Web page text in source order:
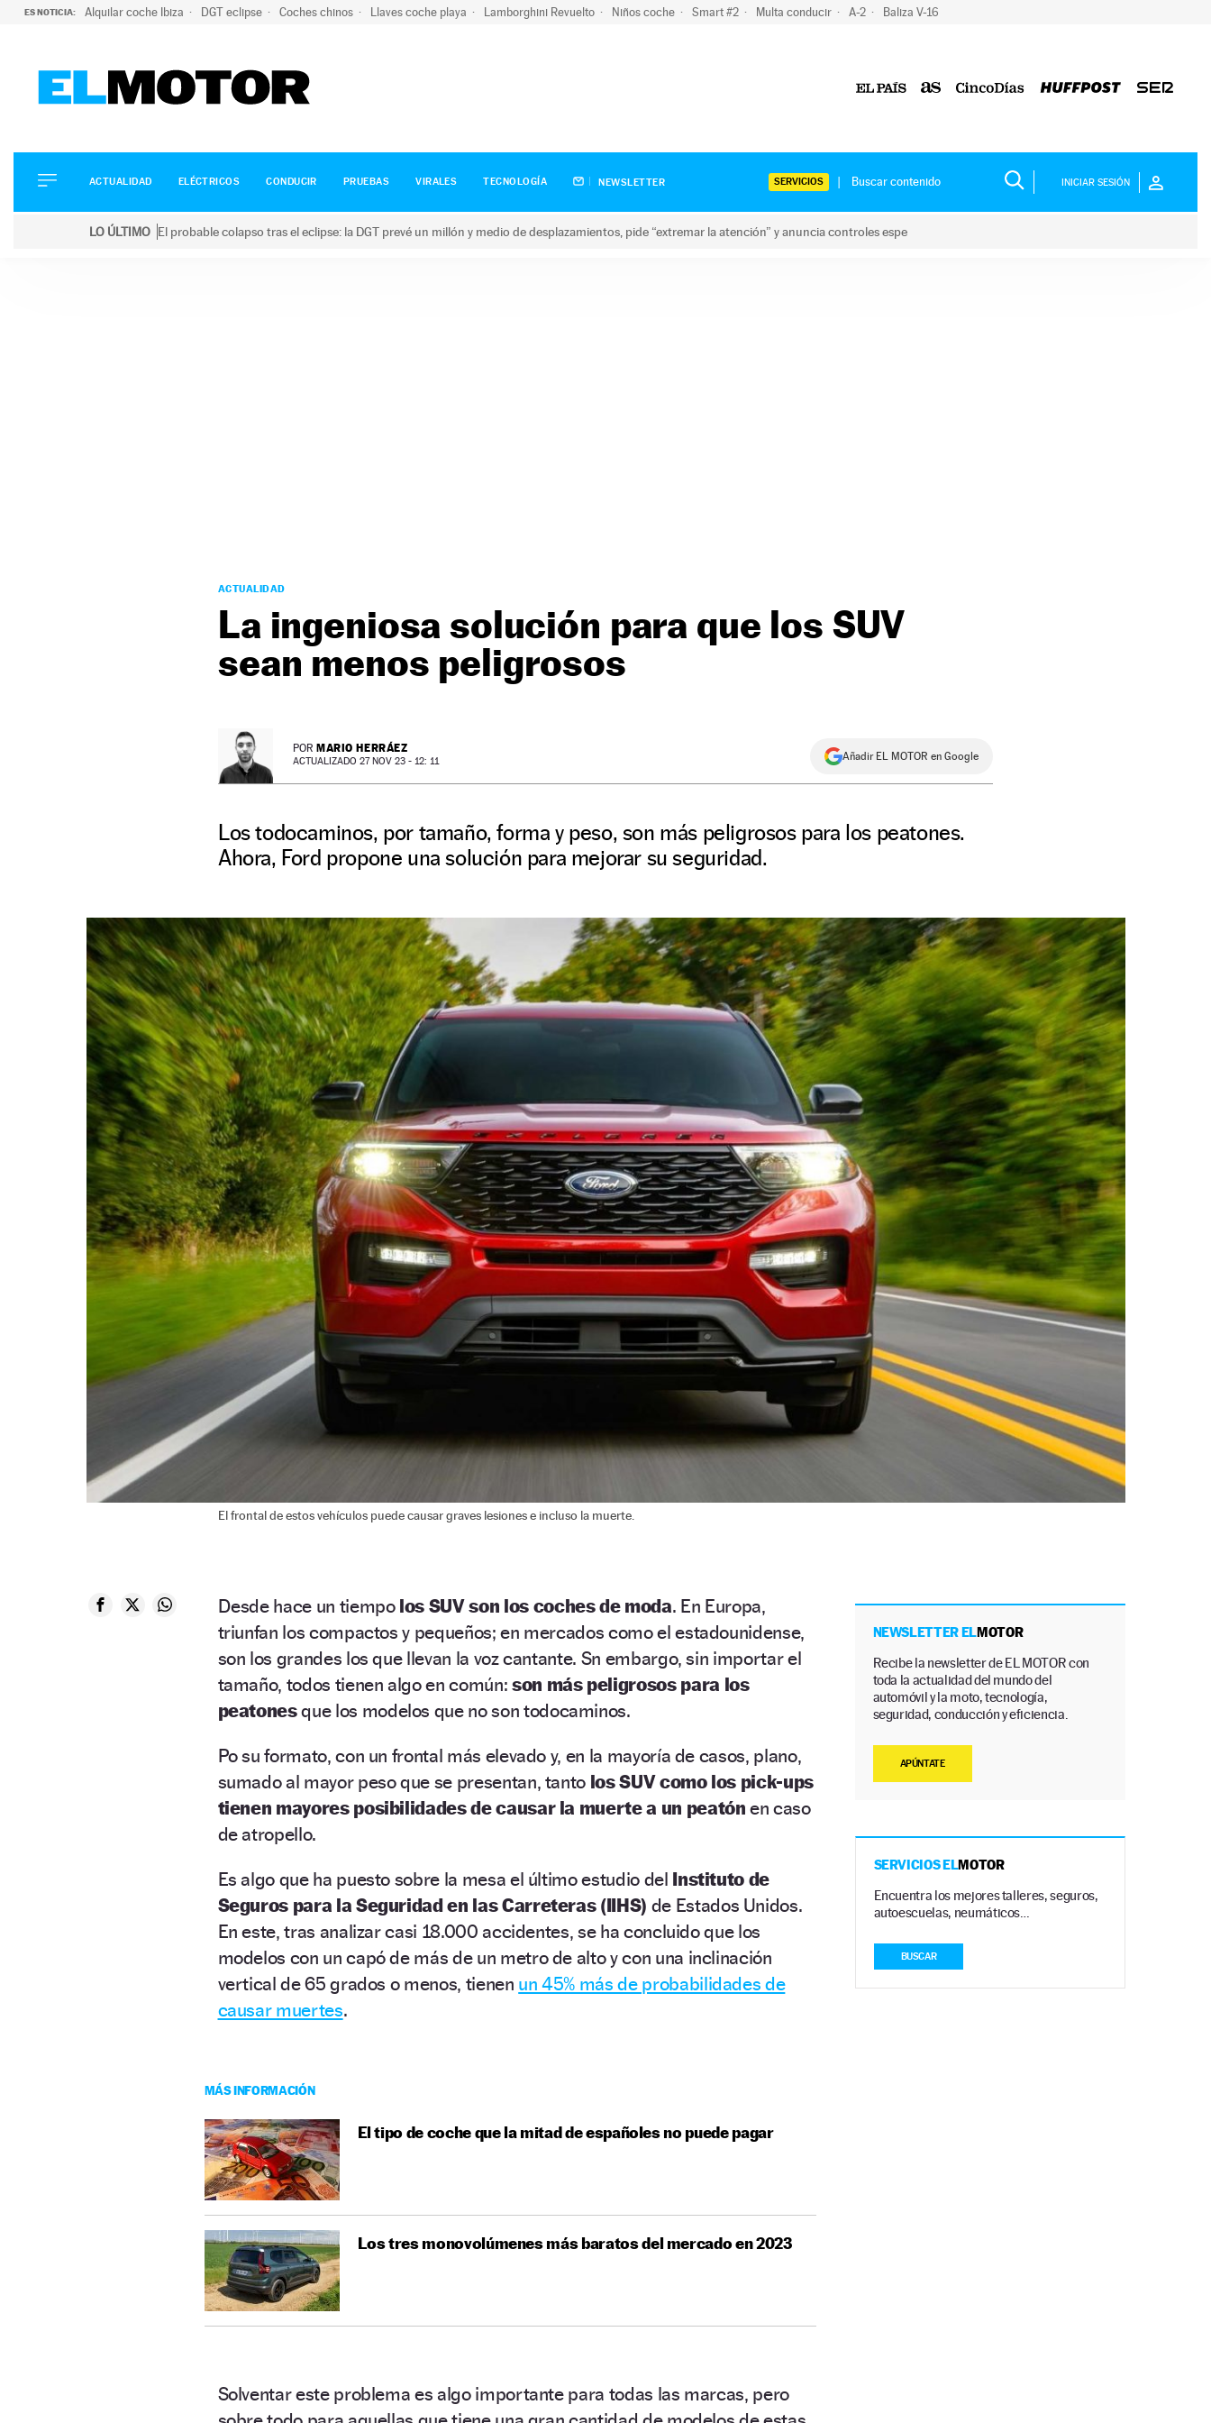
ES NOTICIA: Alquilar coche Ibiza DGT eclipse Coches chinos Llaves coche playa Lamborghini Revuelto Niños coche Smart #2 Multa conducir A-2 Baliza V-16
ELÉCTRICOS
CONDUCIR
ACTUALIDAD ELÉCTRICOS CONDUCIR PRUEBAS VIRALES TECNOLOGÍA NEWSLETTER SERVICIOS INICIAR SESIÓN
LO ÚLTIMO El probable colapso tras el eclipse: la DGT prevé un millón y medio de desplazamientos, pide “extremar la atención” y anuncia controles espe
ACTUALIDAD
La ingeniosa solución para que los SUV
sean menos peligrosos
POR MARIO HERRÁEZ
ACTUALIZADO 27 NOV 23 - 12: 11 Añadir EL MOTOR en Google
Los todocaminos, por tamaño, forma y peso, son más peligrosos para los peatones.
Ahora, Ford propone una solución para mejorar su seguridad.
El frontal de estos vehículos puede causar graves lesiones e incluso la muerte.
Desde hace un tiempo los SUV son los coches de moda. En Europa,
triunfan los compactos y pequeños; en mercados como el estadounidense,
son los grandes los que llevan la voz cantante. Sn embargo, sin importar el
tamaño, todos tienen algo en común: son más peligrosos para los
peatonesque los modelos que no son todocaminos.
Po su formato, con un frontal más elevado y, en la mayoría de casos, plano,
sumado al mayor peso que se presentan, tanto los SUV como los pick-ups
tienen mayores posibilidades de causar la muerte a un peatónen caso
de atropello.
Es algo que ha puesto sobre la mesa el último estudio del Instituto de
Seguros para la Seguridad en las Carreteras (IIHS) de Estados Unidos.
En este, tras analizar casi 18.000 accidentes, se ha concluido que los
modelos con un capó de más de un metro de alto y con una inclinación
vertical de 65 grados o menos, tienen un 45% más de probabilidades de
causar muertes.
MÁS INFORMACIÓN
El tipo de coche que la mitad de españoles no puede pagar
Los tres monovolúmenes más baratos del mercado en 2023
Solventar este problema es algo importante para todas las marcas, pero
NEWSLETTER ELMOTOR
Recibe la newsletter de EL MOTOR con
toda la actualidad del mundo del
automóvil y la moto, tecnología,
seguridad, conducción y eficiencia.
APÚNTATE
SERVICIOS ELMOTOR
Encuentra los mejores talleres, seguros,
autoescuelas, neumáticos…
BUSCAR